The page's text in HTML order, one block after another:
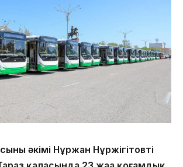
әкімі Нұржан Нұржігітовтің